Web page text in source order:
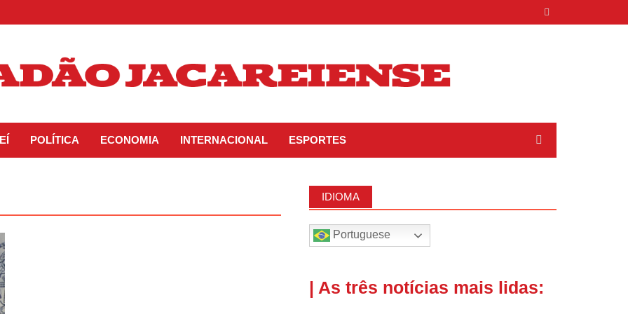
POLÍTICA ECONOMIA INTERNACIONAL ESPORTES
IDIOMA
Portuguese
| As três notícias mais lidas: